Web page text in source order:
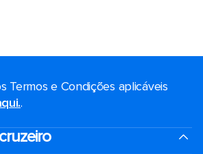
Termos e Condições aplicáveis
.